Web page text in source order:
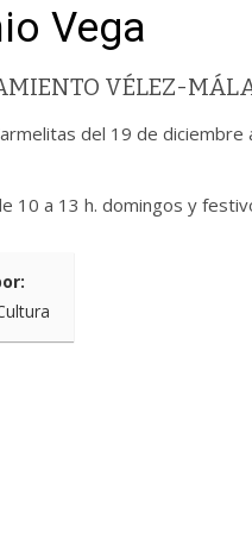
Vega
VÉLEZ-
del 19 de
10 a 13 h. domingos y